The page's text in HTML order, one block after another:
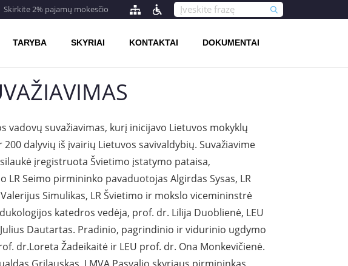
Skirkite 2% pajamų mokesčio
TARYBA SKYRIAI KONTAKTAI DOKUMENTAI
vadovų suvažiavimas, kurį inicijavo Lietuvos mokyklų
dalyvių iš įvairių Lietuvos savivaldybių. Suvažiavime
įregistruota Švietimo įstatymo pataisa,
Seimo pirmininko pavaduotojas Algirdas Sysas, LR
Simulikas, LR Švietimo ir mokslo vicemininstrė
katedros vedėja, prof. dr. Lilija Duoblienė, LEU
Dautartas. Pradinio, pagrindinio ir vidurinio ugdymo
dr.Loreta Žadeikaitė ir LEU prof. dr. Ona Monkevičienė.